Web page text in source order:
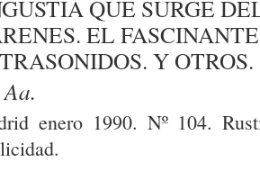
QUE SURGE
EL
Y OTROS.
enero 1990. Nº 104.